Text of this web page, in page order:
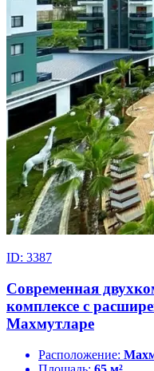
ID: 3387
Современная
комплексе с
Махмутларе
Расположение: